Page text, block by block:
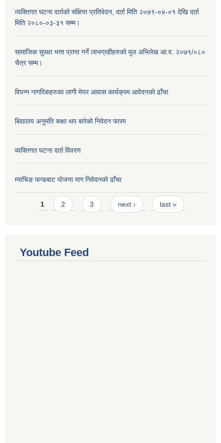
व्यक्तिगत घटना दर्ताको संक्षिप्त प्रतिवेदन, दर्ता मिति २०७९-०४-०१ देखि दर्ता
मिति २०८०-०३-३१ सम्म।
सामाजिक सुरक्षा भत्ता प्राप्त गर्ने लाभग्रहीहरुको मुल अभिलेख आ.व. २०७९/०८०
चैत्र सम्म।
विपन्न नागरिकहरुका लागी मेयर आवास कार्यक्रम आवेदनको ढाँचा
बिद्यालय अनुमति कक्षा थप बारेकाे निवेदन फारम
ब्यक्तिगत घटना दर्ता विवरण
म्याचिङ फन्डबाट याेजना माग निवेदनकाे ढाँचा
Pages
1 2 3 next › last »
Youtube Feed